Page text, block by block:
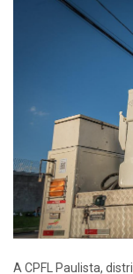
A CPFL Paulista,